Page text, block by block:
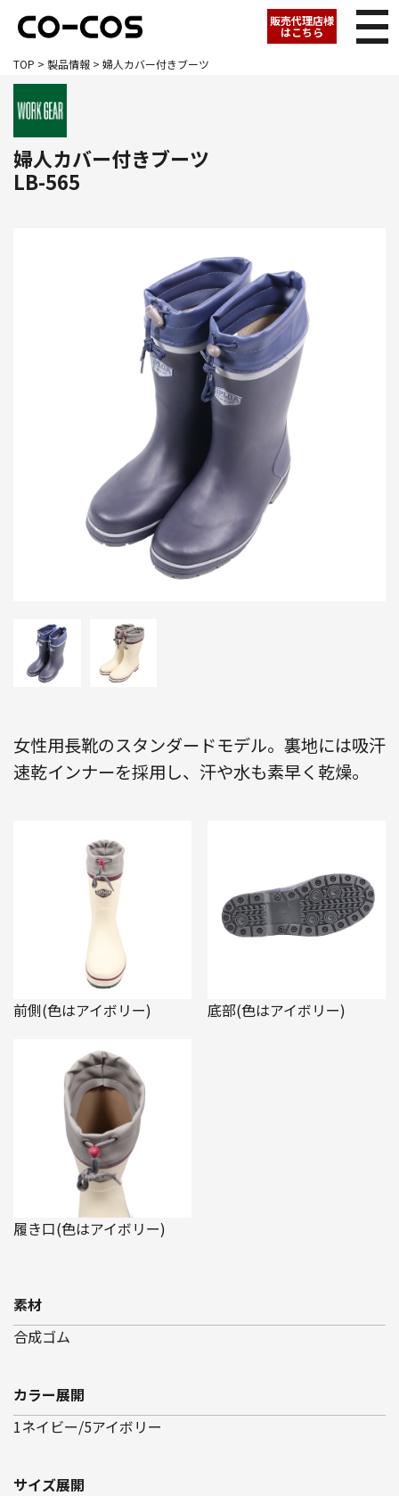
販売代理店様
はこちら
TOP > 製品情報 > 婦人カバー付きブーツ
婦人カバー付きブーツ
LB-565
女性用長靴のスタンダードモデル。裏地には吸汗
速乾インナーを採用し、汗や水も素早く乾燥。
前側(色はアイボリー) 底部(色はアイボリー)
履き口(色はアイボリー)
素材
合成ゴム
カラー展開
1ネイビー/5アイボリー
サイズ展開